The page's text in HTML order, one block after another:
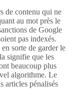
de contenu qui ne
au mot près le
de Google
pas indexés.
sorte de garder le
signifie que les
beaucoup plus
algorithme. Le
articles pénalisés